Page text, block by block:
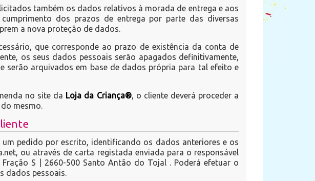
também os dados relativos à morada de entrega e aos
dos prazos de entrega por parte das diversas
a nova proteção de dados.
que corresponde ao prazo de existência da conta de
os seus dados pessoais serão apagados definitivamente,
serão arquivados em base de dados própria para tal efeito e
no site da Loja da Criança®, o cliente deverá proceder a
mesmo.
pedido por escrito, identificando os dados anteriores e os
ou através de carta registada enviada para o responsável
S | 2660-500 Santo Antão do Tojal . Poderá efetuar o
dados pessoais.